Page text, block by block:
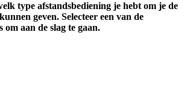
type afstandsbediening je hebt om je de
geven. Selecteer een van de
om aan de slag te gaan.